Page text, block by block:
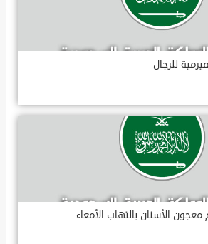
للرجال
الأسنان بالتهاب الأمعاء